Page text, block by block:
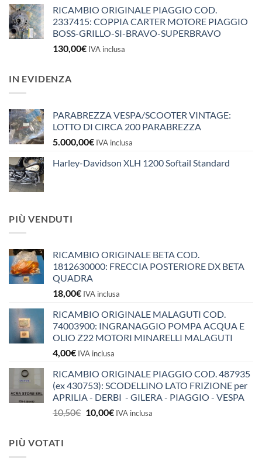
RICAMBIO ORIGINALE PIAGGIO COD.
2337415: COPPIA CARTER MOTORE PIAGGIO
BOSS-GRILLO-SI-BRAVO-SUPERBRAVO
130,00€ IVA inclusa
IN EVIDENZA
PARABREZZA VESPA/SCOOTER VINTAGE:
LOTTO DI CIRCA 200 PARABREZZA
5.000,00€ IVA inclusa
Harley-Davidson XLH 1200 Softail Standard
PIÙ VENDUTI
RICAMBIO ORIGINALE BETA COD.
1812630000: FRECCIA POSTERIORE DX BETA
QUADRA
18,00€ IVA inclusa
RICAMBIO ORIGINALE MALAGUTI COD.
74003900: INGRANAGGIO POMPA ACQUA E
OLIO Z22 MOTORI MINARELLI MALAGUTI
4,00€ IVA inclusa
RICAMBIO ORIGINALE PIAGGIO COD. 487935
(ex 430753): SCODELLINO LATO FRIZIONE per
APRILIA - DERBI - GILERA - PIAGGIO - VESPA
10,50€ Il
10,00€IlIVA inclusa
PIÙ VOTATI